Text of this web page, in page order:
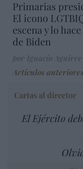
Primarias
El icono
escena y lo
de Biden
Artículos
Cartas al director
El Ejército